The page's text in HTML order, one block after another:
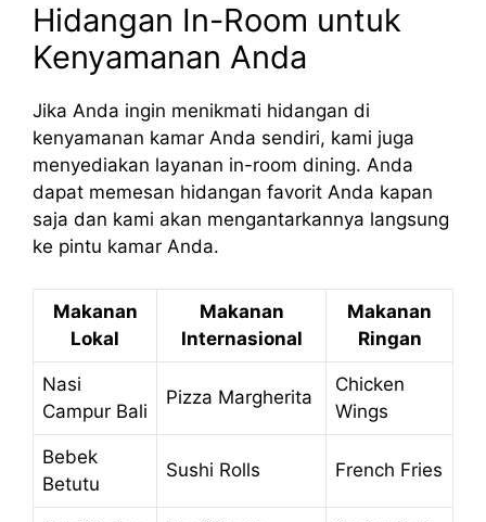
Hidangan In-Room untuk
Kenyamanan Anda
Jika Anda ingin menikmati hidangan di
kenyamanan kamar Anda sendiri, kami juga
menyediakan layanan in-room dining. Anda
dapat memesan hidangan favorit Anda kapan
saja dan kami akan mengantarkannya langsung
ke pintu kamar Anda.
Makanan
Lokal
Makanan
Internasional
Makanan
Ringan
Nasi
Campur Bali
Pizza Margherita
Chicken
Wings
Bebek
Betutu
Sushi Rolls French Fries